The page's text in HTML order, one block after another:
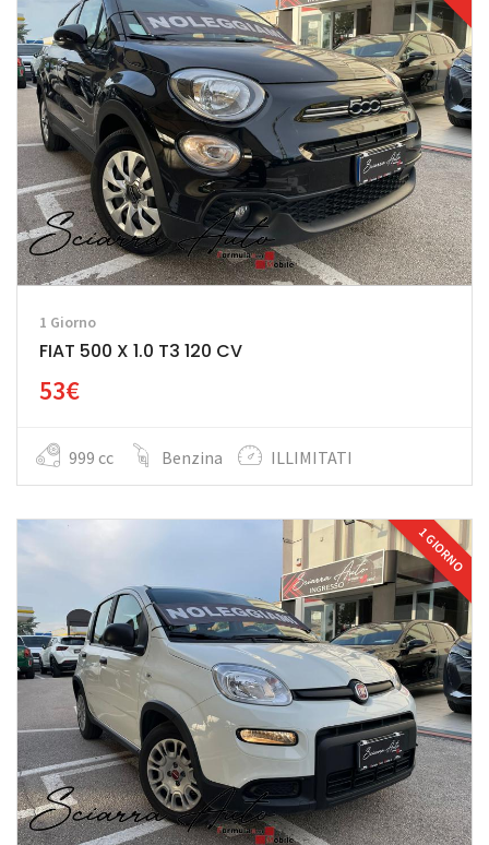
1 Giorno
FIAT 500 X 1.0 T3 120 CV
53€
999 cc Benzina ILLIMITATI
1 GIORNO